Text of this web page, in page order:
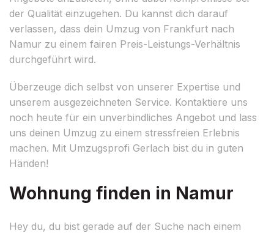
der Qualität einzugehen. Du kannst dich darauf
verlassen, dass dein Umzug von Frankfurt nach
Namur zu einem fairen Preis-Leistungs-Verhältnis
durchgeführt wird.
Überzeuge dich selbst von unserer Expertise und
unserem ausgezeichneten Service. Kontaktiere uns
noch heute für ein unverbindliches Angebot und lass
uns deinen Umzug zu einem stressfreien Erlebnis
machen. Mit Umzugsprofi Gerlach bist du in guten
Händen!
Wohnung finden in Namur
Hey du, du bist gerade auf der Suche nach einem